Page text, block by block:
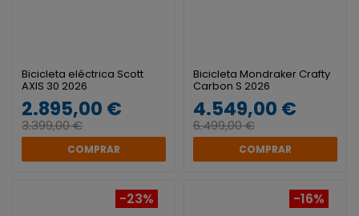
Bicicleta eléctrica Scott
AXIS 30 2026
2.895,00 €
3.399,00 €
COMPRAR
Bicicleta Mondraker Crafty
Carbon S 2026
4.549,00 €
6.499,00 €
COMPRAR
-23% -16%